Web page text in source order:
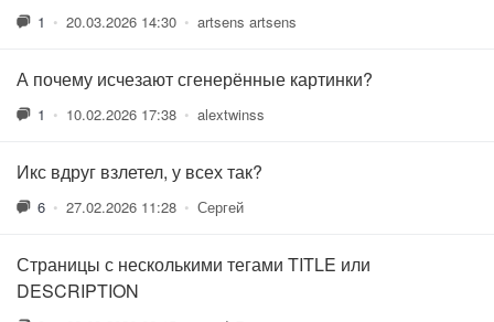
1 • 20.03.2026 14:30 • artsens artsens
А почему исчезают сгенерённые картинки?
1 • 10.02.2026 17:38 • alextwinss
Икс вдруг взлетел, у всех так?
6 • 27.02.2026 11:28 • Сергей
Страницы с несколькими тегами TITLE или
DESCRIPTION